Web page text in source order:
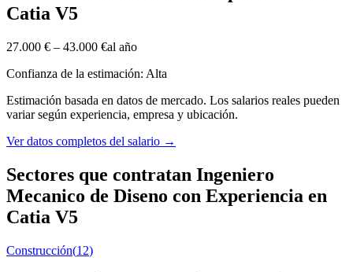
Catia V5
27.000 € – 43.000 €al año
Confianza de la estimación: Alta
Estimación basada en datos de mercado. Los salarios reales pueden
variar según experiencia, empresa y ubicación.
Ver datos completos del salario →
Sectores que contratan Ingeniero
Mecanico de Diseno con Experiencia en
Catia V5
Construcción(12)